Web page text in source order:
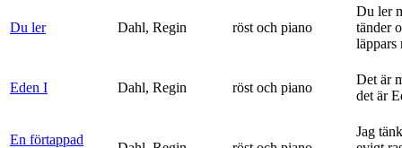
Du ler Dahl, Regin röst och piano
Du ler
tänder
läppars
Eden I Dahl, Regin röst och piano
Det är
det är
En förtappad
Jag